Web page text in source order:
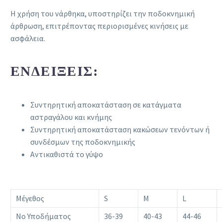
Η χρήση του νάρθηκα, υποστηρίζει την ποδοκνημική
άρθρωση, επιτρέποντας περιορισμένες κινήσεις με
ασφάλεια.
ΕΝΔΕΊΞΕΙΣ:
Συντηρητική αποκατάσταση σε κατάγματα
αστραγάλου και κνήμης
Συντηρητική αποκατάσταση κακώσεων τενόντων ή
συνδέσμων της ποδοκνημικής
Αντικαθιστά το γύψο
Μέγεθος S M
L
Νο Υποδήματος
36-39 40-43 44-46